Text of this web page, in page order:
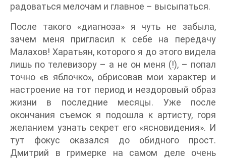
радоваться мелочам и главное – высыпаться.
После такого «диагноза» я чуть не забыла,
зачем меня пригласил к себе на передачу
Малахов! Харатьян, которого я до этого видела
лишь по телевизору – а не он меня (!), – попал
точно «в яблочко», обрисовав мои характер и
настроение на тот период и нездоровый образ
жизни в последние месяцы. Уже после
окончания съемок я подошла к артисту, горя
желанием узнать секрет его «ясновидения». И
тут фокус оказался до обидного прост.
Дмитрий в гримерке на самом деле очень